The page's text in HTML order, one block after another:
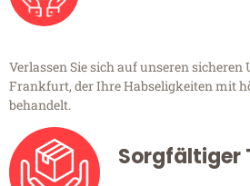
Verlassen Sie sich auf unseren sicheren
Frankfurt, der Ihre Habseligkeiten mit
behandelt.
Sorgfältiger